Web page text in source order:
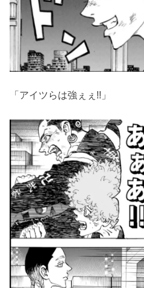
「アイツらは強ぇぇ!!」